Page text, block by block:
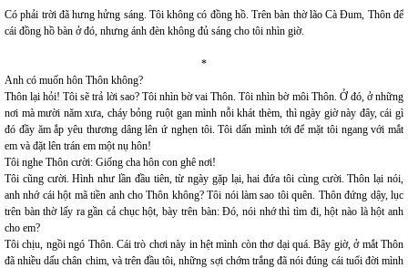
Có phải trời đã hưng hửng sáng. Tôi không có đồng hồ. Trên bàn thờ lão Cà Đum, Thôn để
cái đồng hồ bàn ở đó, nhưng ánh đèn không đủ sáng cho tôi nhìn giờ.
*
Anh có muốn hôn Thôn không?
Thôn lại hỏi! Tôi sẽ trả lời sao? Tôi nhìn bờ vai Thôn. Tôi nhìn bờ môi Thôn. Ở đó, ở những
nơi mà mười năm xưa, cháy bỏng ruột gan mình nỗi khát thèm, thì ngày giờ này đây, cái gì
đó đầy ăm ắp yêu thương dâng lên ứ nghẹn tôi. Tôi dấn mình tới để mặt tôi ngang với mắt
em và đặt lên trán em một nụ hôn!
Tôi nghe Thôn cười: Giống cha hôn con ghê nơi!
Tôi cũng cười. Hình như lần đầu tiên, từ ngày gặp lại, hai đứa tôi cùng cười. Thôn lại nói,
anh nhớ cái hột mã tiền anh cho Thôn không? Tôi nói làm sao tôi quên. Thôn đứng dậy, lục
trên bàn thờ lấy ra gần cả chục hột, bày trên bàn: Đó, nói nhớ thì tìm đi, hột nào là hột anh
cho em?
Tôi chịu, ngồi ngó Thôn. Cái trò chơi này in hệt mình còn thơ dại quá. Bây giờ, ở mắt Thôn
đã nhiều dấu chân chim, và trên đầu tôi, những sợi chớm trắng đã nói đúng cái tuổi đời mình